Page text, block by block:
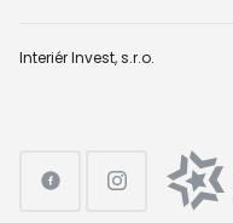
Interiér Invest, s.r.o.